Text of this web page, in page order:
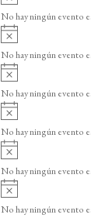
o
v
i
o
No hay ningún evento
v
i
o
No hay ningún evento
v
i
o
No hay ningún evento
v
i
o
No hay ningún evento
A
v
i
o
No hay ningún evento
A
v
i
No hay ningún evento